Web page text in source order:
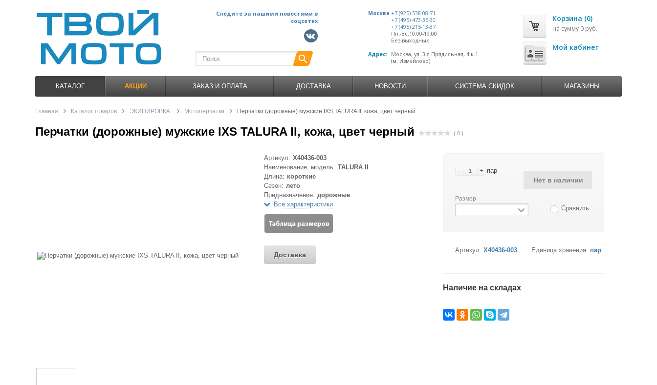
Следите за нашими новостями в
соцсетях
Москва +7 (925) 538-08-71
+7 (495) 473-35-30
+7 (495) 215-13-37
Пн.-Вс.10:00-19:00
Без выходных
Адрес:
Москва, ул. 3-я Прядильная, 4 к.1
(м. Измайлово)
Корзина (0)
на сумму 0 руб.
Мой кабинет
КАТАЛОГ АКЦИИ ЗАКАЗ И ОПЛАТА ДОСТАВКА НОВОСТИ СИСТЕМА СКИДОК МАГАЗИНЫ
Главная Каталог товаров ЭКИПИРОВКА Мотоперчатки Перчатки (дорожные) мужские IXS TALURA II, кожа, цвет черный
Перчатки (дорожные) мужские IXS TALURA II, кожа, цвет черный ( 0 )
- + пар
Нет в наличии
Размер
Сравнить
Артикул: X40436-003 Единица хранения: пар
Наличие на складах
Артикул: X40436-003
Наименование, модель: TALURA II
Длина: короткие
Сезон: лето
Предназначение: дорожные
Все характеристики
Доставка